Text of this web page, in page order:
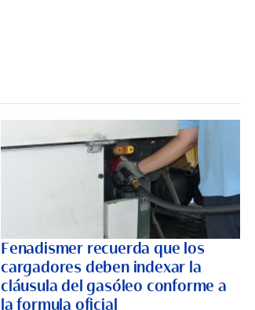
Fenadismer recuerda que los
cargadores deben indexar la
cláusula del gasóleo conforme a
la formula oficial